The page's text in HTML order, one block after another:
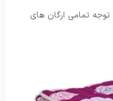
تمامی ارگان های